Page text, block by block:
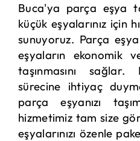
Buca'ya parça eşya
küçük eşyalarınız için
sunuyoruz. Parça
eşyaların ekonomik
taşınmasını
sürecine ihtiyaç
parça eşyanızı
hizmetimiz tam size
eşyalarınızı özenle